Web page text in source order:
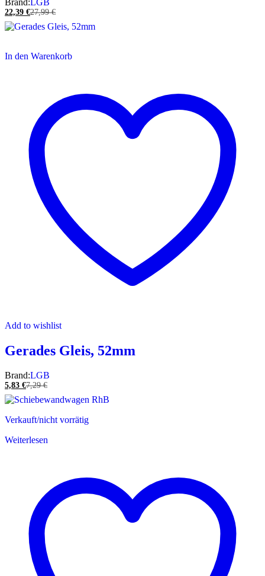
22,39 €27,99€
In den Warenkorb
Add to wishlist
Gerades Gleis, 52mm
Brand:LGB
5,83 €7,29€
Verkauft/nicht vorrätig
Weiterlesen